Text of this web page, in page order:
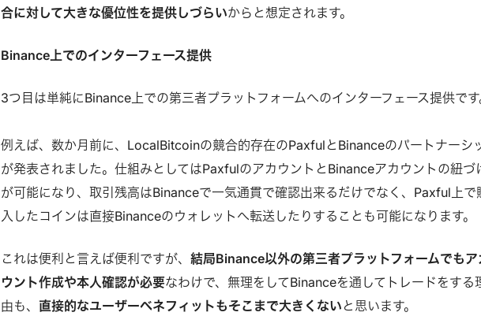
合に対して大きな優位性を提供しづらいからと想定されます。
Binance上でのインターフェース提供
3つ目は単純にBinance上での第三者プラットフォームへのインターフェース提供です
例えば、数か月前に、LocalBitcoinの競合的存在のPaxfulとBinanceのパートナーシ
が発表されました。仕組みとしてはPaxfulのアカウントとBinanceアカウントの紐づ
が可能になり、取引残高はBinanceで一気通貫で確認出来るだけでなく、Paxful上で
入したコインは直接Binanceのウォレットへ転送したりすることも可能になります。
これは便利と言えば便利ですが、結局Binance以外の第三者プラットフォームでもア
ウント作成や本人確認が必要なわけで、無理をしてBinanceを通してトレードをする
由も、 直接的なユーザーベネフィットもそこまで大きくない と思います。